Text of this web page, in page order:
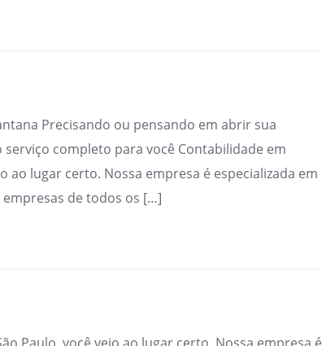
Precisando ou pensando em abrir sua
completo para você Contabilidade em
ao lugar certo. Nossa empresa é especializada em
de todos os […]